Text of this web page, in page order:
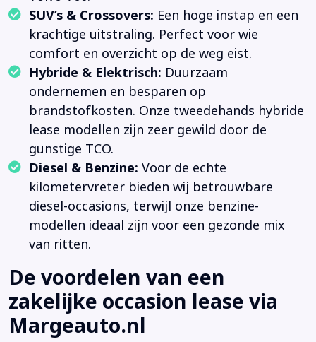
SUV’s & Crossovers: Een hoge instap en een
krachtige uitstraling. Perfect voor wie
comfort en overzicht op de weg eist.
Hybride & Elektrisch: Duurzaam
ondernemen en besparen op
brandstofkosten. Onze tweedehands hybride
lease modellen zijn zeer gewild door de
gunstige TCO.
Diesel & Benzine: Voor de echte
kilometervreter bieden wij betrouwbare
diesel-occasions, terwijl onze benzine-
modellen ideaal zijn voor een gezonde mix
van ritten.
De voordelen van een
zakelijke occasion lease via
Margeauto.nl